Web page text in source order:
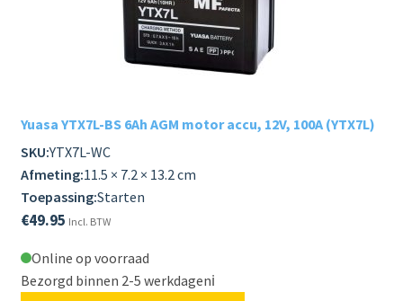
Yuasa YTX7L-BS 6Ah AGM motor accu, 12V, 100A (YTX7L)
SKU:YTX7L-WC
Afmeting:11.5 × 7.2 × 13.2 cm
Toepassing:Starten
€49.95 Incl. BTW
Online op voorraad
Bezorgd binnen 2-5 werkdagenℹ️